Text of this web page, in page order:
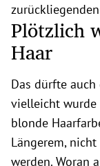
Plötzlich
Haar
Das dürfte
vielleicht wurde
blonde
Längerem,
werden. Woran